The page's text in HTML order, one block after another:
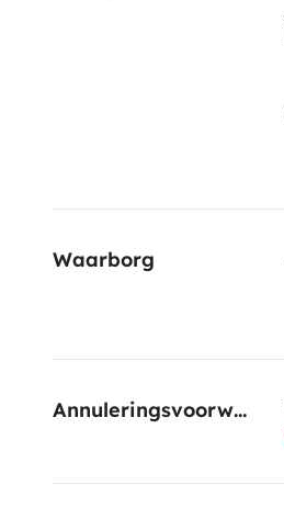
Waarborg
Annuleringsvoorwaarden